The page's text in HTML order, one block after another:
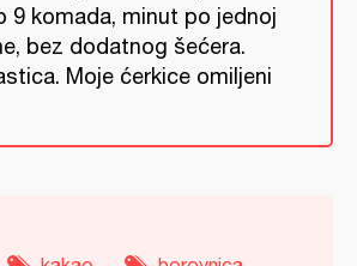
9 komada, minut po jednoj
bez dodatnog šećera.
Moje ćerkice omiljeni